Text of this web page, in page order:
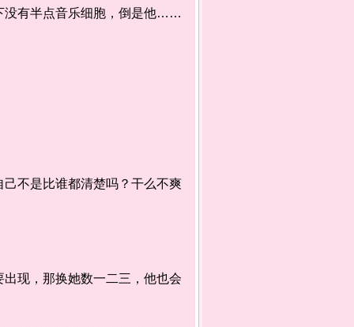
没有半点音乐细胞，倒是他……
不是比谁都清楚吗？干么不爽
现，那换她数一二三，他也会